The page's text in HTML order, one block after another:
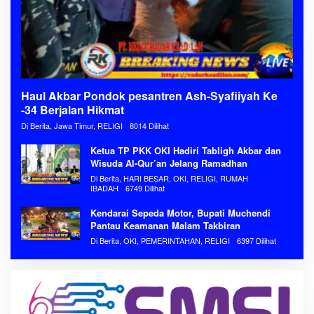
Haul Akbar Pondok pesantren Ash-Syafiiyah Ke
-34 Berjalan Hikmat
Di Berita, Jawa Timur, RELIGI 8014 Dilihat
Ketua TP PKK OKI Hadiri Tabligh Akbar dan
Wisuda Al-Qur’an Jelang Ramadhan
Di Berita, HARI BESAR, OKI, RELIGI, RUMAH
IBADAH
6749 Dilihat
Kendarai Sepeda Motor, Bupati Muchendi
Pantau Keamanan Malam Takbiran
Di Berita, OKI, PEMERINTAHAN, RELIGI 6397 Dilihat